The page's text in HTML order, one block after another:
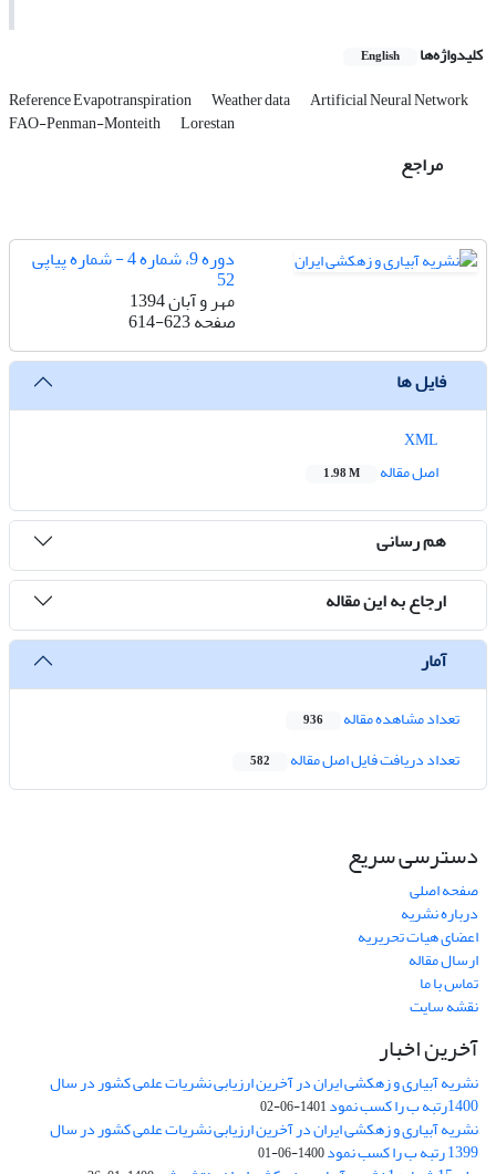
کلیدواژه‌ها English
Reference Evapotranspiration Weather data Artificial Neural Network
FAO-Penman-Monteith Lorestan
مراجع
دوره 9، شماره 4 - شماره پیاپی
52
مهر و آبان 1394
صفحه614-623
فایل ها
اصل مقاله
1.98 M
هم رسانی
ارجاع به این مقاله
آمار
تعداد مشاهده مقاله 936
تعداد دریافت فایل اصل مقاله 582
دسترسی سریع
صفحه اصلی
درباره نشریه
اعضای هیات تحریریه
ارسال مقاله
تماس با ما
نقشه سایت
آخرین اخبار
نشریه آبیاری و زهکشی ایران در آخرین ارزیابی نشریات علمی کشور در سال
1400رتبه ب را کسب نمود 1401-06-02
نشریه آبیاری و زهکشی ایران در آخرین ارزیابی نشریات علمی کشور در سال
1399 رتبه ب را کسب نمود 1400-06-01